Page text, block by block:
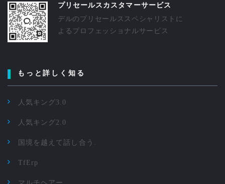
プリセールスカスタマーサービス
デルのプリセールススペシャリストに
よるプロフェッショナルサービス
もっと詳しく知る
人気キング3.0
人気キング2.0
国境を越えて話し合う.
TfErp